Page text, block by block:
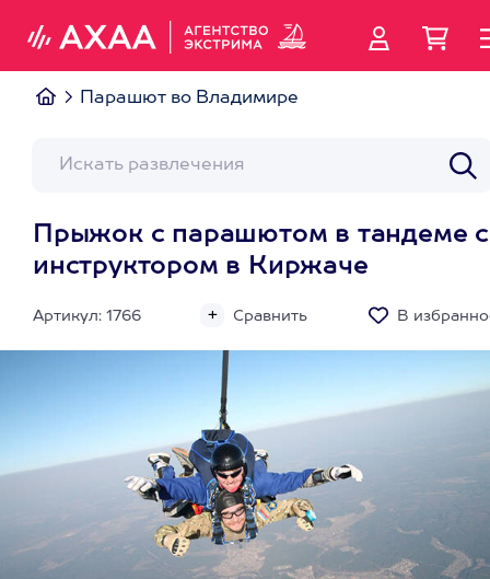
Парашют во Владимире
Прыжок с парашютом в тандеме с
инструктором в Киржаче
Артикул: 1766 Сравнить В